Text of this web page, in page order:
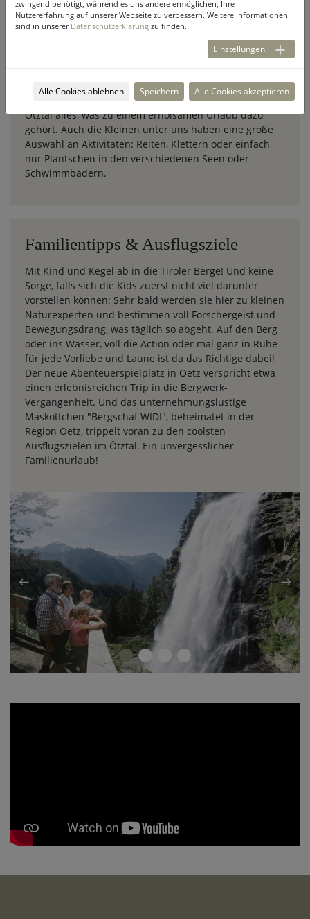
Von Actionsport bis hin zur Wellnessoase bietet das
Ötztal alles, was zu einem erholsamen Urlaub dazu
gehört. Auch die Kleinen unter uns haben eine große
Auswahl an Aktivitäten: Reiten, Klettern oder einfach
nur Plantschen in den verschiedenen Seen oder
Schwimmbädern.
Familientipps & Ausflugsziele
Mit Kind und Kegel ab in die Tiroler Berge! Und keine
Sorge, falls sich die Kids zuerst nicht viel darunter
vorstellen können: Sehr bald werden sie hier zu kleinen
Naturexperten und bestimmen voll Forschergeist und
Bewegungsdrang, was täglich so abgeht. Auf den Berg
oder ins Wasser, voll die Action oder mal ganz in Ruhe -
für jede Vorliebe und Laune ist da das Richtige dabei!
Der neue Abenteuerspielplatz in Oetz verspricht etwa
einen erlebnisreichen Trip in die Bergwerk-
Vergangenheit. Und das unternehmungslustige
Maskottchen "Bergschaf WIDI", beheimatet in der
Region Oetz, trippelt voran zu den coolsten
Ausflugszielen im Ötztal. Ein unvergesslicher
Familienurlaub!
zwingend benötigt, während es uns andere ermöglichen, Ihre
Nutzererfahrung auf unserer Webseite zu verbessern. Weitere Informationen
sind in unserer Datenschutzerklärung zu finden.
Einstellungen
Alle Cookies ablehnen Speichern Alle Cookies akzeptieren